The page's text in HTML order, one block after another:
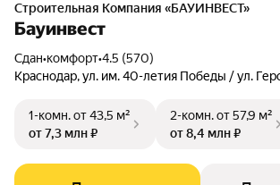
Строительная Компания «БАУИНВЕСТ»
Бауинвест
Сдан•комфорт•4.5 (570)
Краснодар, ул. им. 40-летия Победы / ул.
1-комн.от 43,5 м²
от 7,3 млн ₽
2-комн.от 57,9 м²
от 8,4 млн ₽